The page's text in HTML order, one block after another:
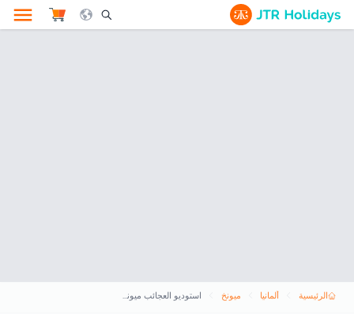
Search Opener Icon
الرئيسية ألمانيا ميونخ استوديو العجائب ميونيخ